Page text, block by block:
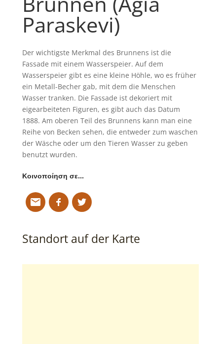
Paraskevi)
Der wichtigste Merkmal des Brunnens ist die
Fassade mit einem Wasserspeier. Auf dem
Wasserspeier gibt es eine kleine Höhle, wo es früher
ein Metall-Becher gab, mit dem die Menschen
Wasser tranken. Die Fassade ist dekoriert mit
eigearbeiteten Figuren, es gibt auch das Datum
1888. Am oberen Teil des Brunnens kann man eine
Reihe von Becken sehen, die entweder zum waschen
der Wäsche oder um den Tieren Wasser zu geben
benutzt wurden.
Κοινοποίηση σε…
Standort auf der Karte